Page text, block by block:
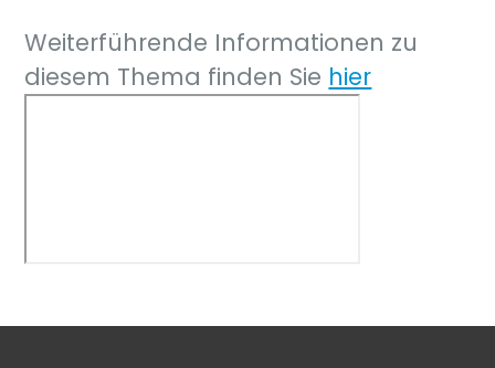
Weiterführende Informationen zu
diesem Thema finden Sie hier